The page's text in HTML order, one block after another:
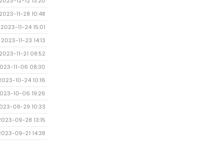
2023-11-28 10:48
2023-11-24 15:01
2023-11-23 14:13
2023-11-21 08:52
11-06 08:30
10-24 10:16
10-06 19:26
09-29 10:33
09-28 13:15
09-21 14:38